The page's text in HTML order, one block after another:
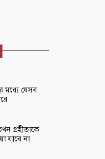
চিফ
ভাতিজার
করলেই
মধ্যে যেসব
গ্রহীতাকে
যাবে না